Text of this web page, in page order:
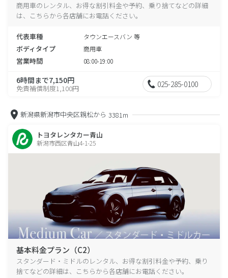
商用車のレンタル、お得な割引料金や予約、乗り捨てなどの詳細
は、こちらから各店舗にお電話ください。
代表車種 タウンエースバン 等
ボディタイプ 商用車
営業時間 08:00-19:00
6時間まで7,150円
免責補償制度1,100円 025-285-0100
新潟県新潟市中央区親松から 3381m
トヨタレンタカー青山
新潟市西区青山4-1-25
基本料金プラン（C2）
スタンダード・ミドルのレンタル、お得な割引料金や予約、乗り
捨てなどの詳細は、こちらから各店舗にお電話ください。